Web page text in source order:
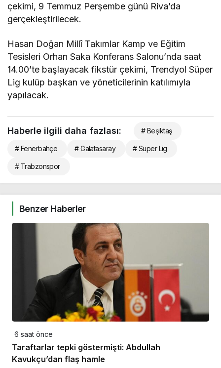
çekimi, 9 Temmuz Perşembe günü Riva’da
gerçekleştirilecek.
Hasan Doğan Millî Takımlar Kamp ve Eğitim
Tesisleri Orhan Saka Konferans Salonu’nda saat
14.00’te başlayacak fikstür çekimi, Trendyol Süper
Lig kulüp başkan ve yöneticilerinin katılımıyla
yapılacak.
Haberle ilgili daha fazlası: # Beşiktaş
# Fenerbahçe # Galatasaray # Süper Lig
# Trabzonspor
Benzer Haberler
6 saat önce
Taraftarlar tepki göstermişti: Abdullah
Kavukçu’dan flaş hamle